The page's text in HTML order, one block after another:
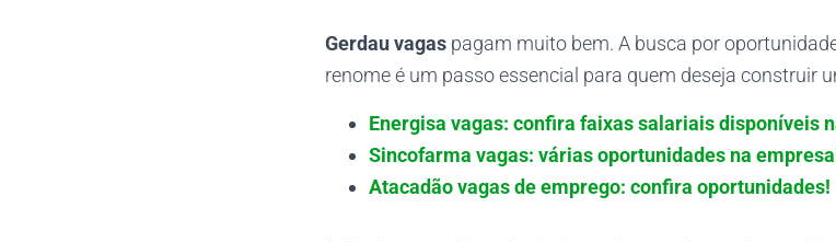
Gerdau vagas pagam muito bem. A busca por
renome é um passo essencial para quem deseja construir
Energisa vagas: confira faixas salariais disponíveis
Sincofarma vagas: várias oportunidades na
Atacadão vagas de emprego: confira oportunidades!